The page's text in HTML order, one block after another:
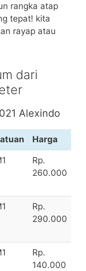
rangka atap
tepat! kita
rayap atau
dari
Alexindo
Harga
Rp.
260.000
Rp.
290.000
Rp.
140.000